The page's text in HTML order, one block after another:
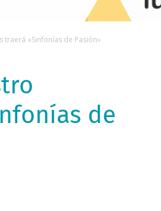
traerá «Sinfonías de Pasión»
de